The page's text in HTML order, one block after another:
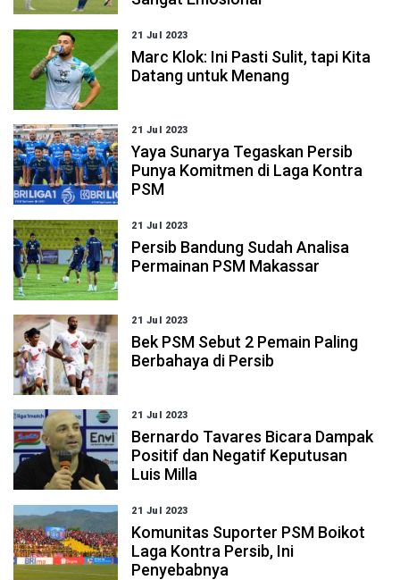
21 Jul 2023
Marc Klok: Ini Pasti Sulit, tapi Kita
Datang untuk Menang
21 Jul 2023
Yaya Sunarya Tegaskan Persib
Punya Komitmen di Laga Kontra
PSM
21 Jul 2023
Persib Bandung Sudah Analisa
Permainan PSM Makassar
21 Jul 2023
Bek PSM Sebut 2 Pemain Paling
Berbahaya di Persib
21 Jul 2023
Bernardo Tavares Bicara Dampak
Positif dan Negatif Keputusan
Luis Milla
21 Jul 2023
Komunitas Suporter PSM Boikot
Laga Kontra Persib, Ini
Penyebabnya